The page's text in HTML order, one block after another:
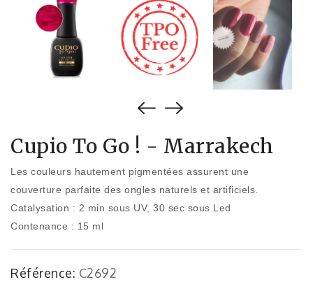
Cupio To Go ! - Marrakech
Les couleurs hautement pigmentées assurent une
couverture parfaite des ongles naturels et artificiels.
Catalysation : 2 min sous UV, 30 sec sous Led
Contenance : 15 ml
Référence: C2692